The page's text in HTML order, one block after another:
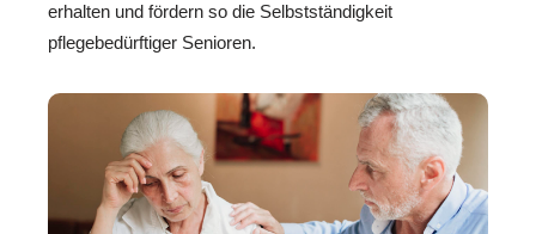
erhalten und fördern so die Selbstständigkeit
pflegebedürftiger Senioren.